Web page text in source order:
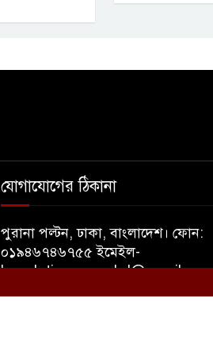
যোগাযোগের ঠিকানা
পুরানা পল্টন, ঢাকা, বাংলাদেশ। ফোন:
০১৯৪৬৭৪৬৭৫৫ ইমেইল-
banglatimesnewsbd@gmail.com